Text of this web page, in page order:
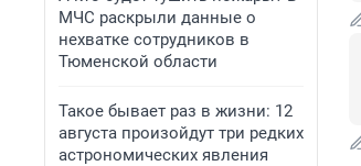
МЧС раскрыли данные о
нехватке сотрудников в
Тюменской области
Такое бывает раз в жизни: 12
августа произойдут три редких
астрономических явления